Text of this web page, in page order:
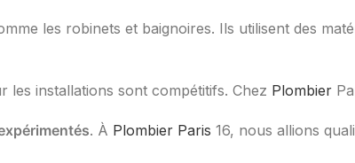
les robinets et baignoires. Ils utilisent des
les installations sont compétitifs. Chez Plombier
. À Plombier Paris 16, nous allions